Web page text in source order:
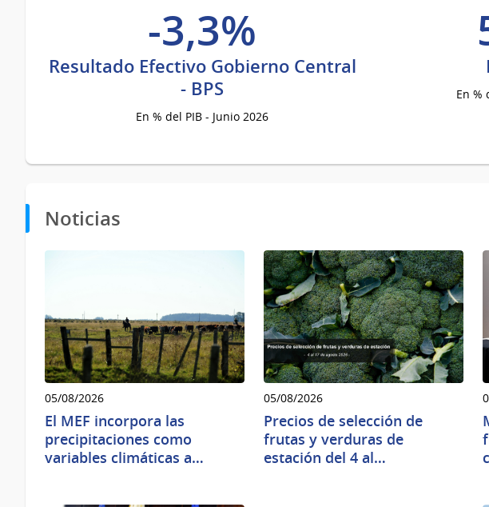
-3,3%
Resultado Efectivo Gobierno Central
- BPS
En % del PIB - Junio 2026
En %
Noticias
05/08/2026
El MEF incorpora las
precipitaciones como
variables climáticas a…
05/08/2026
Precios de selección de
frutas y verduras de
estación del 4 al…